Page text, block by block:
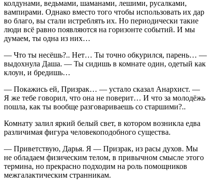
колдунами, ведьмами, шаманами, лешими, русалками,
вампирами. Однако вместо того чтобы использовать их дар
во благо, вы стали истреблять их. Но периодически такие
люди всё равно появляются на горизонте событий. И мы
думаем, ты одна из них…
— Что ты несёшь?.. Нет… Ты точно обкурился, парень… —
выдохнула Даша. — Ты сидишь в комнате один, одетый как
клоун, и бредишь…
— Покажись ей, Призрак… — устало сказал Анархист. —
Я же тебе говорил, что она не поверит… И что за молодёжь
пошла, как ты вообще разговариваешь со старшими?..
Комнату залил яркий белый свет, в котором возникла едва
различимая фигура человекоподобного существа.
— Приветствую, Дарья. Я — Призрак, из расы духов. Мы
не обладаем физическим телом, в привычном смысле этого
термина, но прекрасно подходим на роль помощников
межгалактическим странникам.